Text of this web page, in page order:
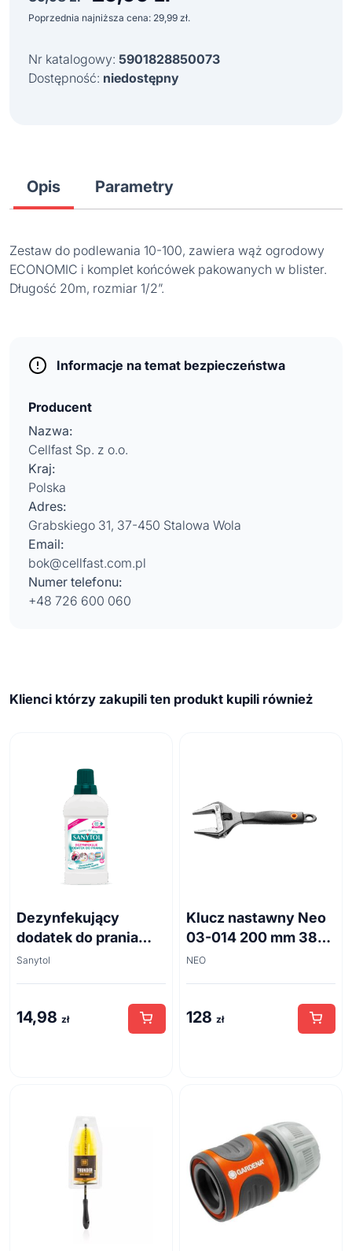
cena
wynosiła:
Poprzednia najniższa cena: 29,99 zł.
Nr katalogowy: 5901828850073
Dostępność: niedostępny
Opis Parametry
Zestaw do podlewania 10-100, zawiera wąż ogrodowy
ECONOMIC i komplet końcówek pakowanych w blister.
Długość 20m, rozmiar 1/2”.
Informacje na temat bezpieczeństwa
Producent
Nazwa:
Cellfast Sp. z o.o.
Kraj:
Polska
Adres:
Grabskiego 31, 37-450 Stalowa Wola
Email:
bok@cellfast.com.pl
Numer telefonu:
+48 726 600 060
Klienci którzy zakupili ten produkt kupili również
Dezynfekujący
dodatek do prania
białe kwiaty 500ml
Sanytol
14,98 zł
Klucz nastawny Neo
03-014 200 mm 38
mm
NEO
128 zł